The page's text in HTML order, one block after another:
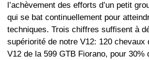
l’achèvement des efforts d’un petit
qui se bat continuellement pour
techniques. Trois chiffres suffisent à
supériorité de notre V12: 120 chevaux
V12 de la 599 GTB Fiorano, pour 30%